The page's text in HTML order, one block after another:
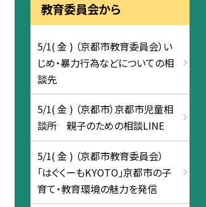
教育委員会から
5/1( 金 ) （京都市教育委員会）い
じめ・暴力行為などについての相
談先
5/1( 金 ) （京都市）京都市児童相
談所 親子のための相談LINE
5/1( 金 ) （京都市教育委員会）
「はぐくーもKYOTO」京都市の子
育て・教育環境の魅力を発信